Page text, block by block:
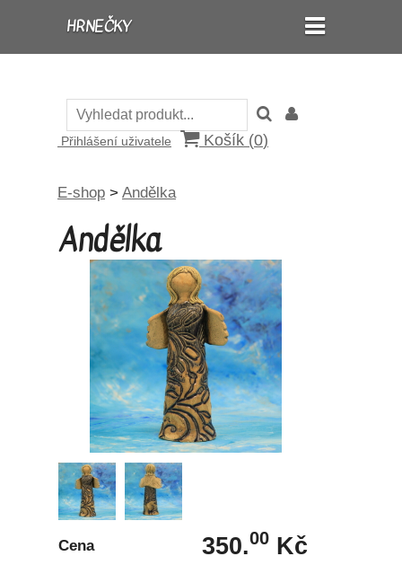
HRNEČKY
Přihlášení uživatele Košík (0)
E-shop > Andělka
Andělka
Cena 350.00 Kč